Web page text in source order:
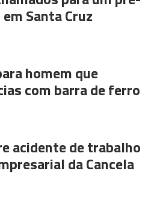
Santa Cruz
homem que
com barra de ferro
acidente de trabalho
da Cancela